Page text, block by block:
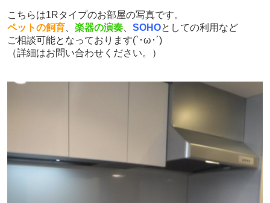
こちらは1Rタイプのお部屋の写真です。
ペットの飼育、 楽器の演奏、 SOHOとしての利用など
ご相談可能となっております(`･ω･´)
（詳細はお問い合わせください。）